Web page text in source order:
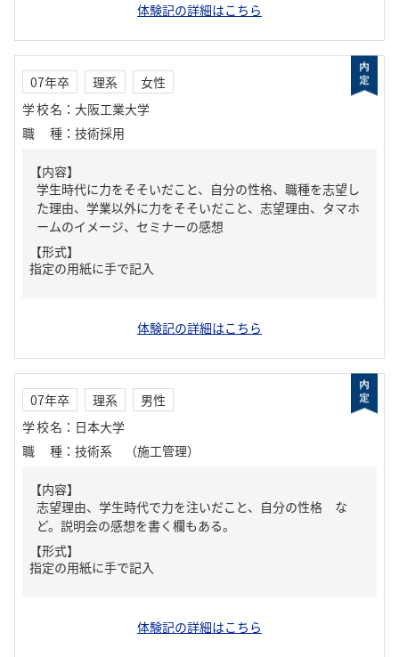
体験記の詳細はこちら
07年卒 理系
女性
学校名 ： 大阪工業大学
職種 ： 技術採用
【内容】
学生時代に力をそそいだこと、自分の性格、職種を志望し
た理由、学業以外に力をそそいだこと、志望理由、タマホ
ームのイメージ、セミナーの感想
【形式】
指定の用紙に手で記入
体験記の詳細はこちら
07年卒 理系
男性
学校名 ： 日本大学
職種 ： 技術系 （施工管理）
【内容】
志望理由、学生時代で力を注いだこと、自分の性格 な
ど。説明会の感想を書く欄もある。
【形式】
指定の用紙に手で記入
体験記の詳細はこちら